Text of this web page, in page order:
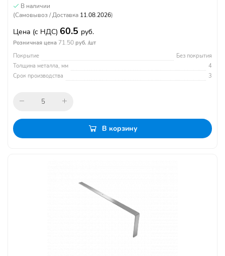
В наличии
(Самовывоз / Доставка 11.08.2026)
Цена (с НДС) 60.5 руб.
Розничная цена 71.50 руб. /шт
Покрытие
Без покрытия
Толщина металла, мм
4
Срок производства
3
В корзину